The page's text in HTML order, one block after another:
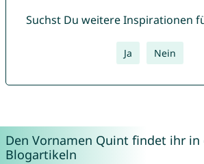
Suchst Du weitere Inspirationen
Ja Nein
Den Vornamen Quint findet ihr in
Blogartikeln